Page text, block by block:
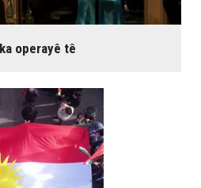
operayê tê